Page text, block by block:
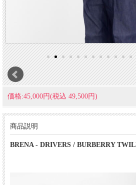
価格:45,000円(税込 49,500円)
商品説明
BRENA - DRIVERS / BURBERRY